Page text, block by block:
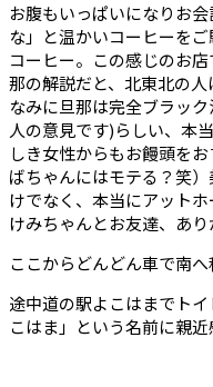
お腹もいっぱいになりお
な」と温かいコーヒーを
コーヒー。この感じのお
那の解説だと、北東北の
なみに旦那は完全ブラッ
人の意見です)らしい、本
しき女性からもお饅頭を
ばちゃんにはモテる？笑
けでなく、本当にアット
けみちゃんとお友達、あり
ここからどんどん車で南へ
途中道の駅よこはまでト
こはま」という名前に親